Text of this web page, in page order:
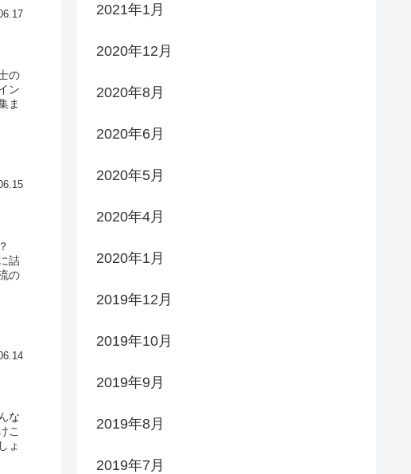
の
ン
ま
詰
の
な
こ
ょ
2021年1月
2020年12月
2020年8月
2020年6月
2020年5月
2020年4月
2020年1月
2019年12月
2019年10月
2019年9月
2019年8月
2019年7月